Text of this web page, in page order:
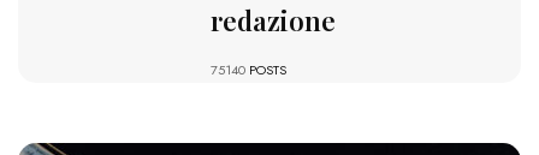
redazione
75140 POSTS